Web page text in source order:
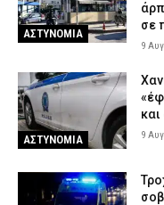
ΑΣΤΥΝΟΜΙΑ
σε
9
ΑΣΤΥΝΟΜΙΑ 9